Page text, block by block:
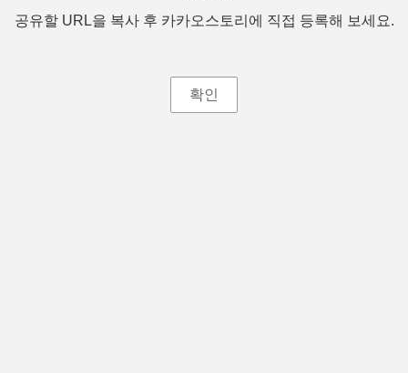
공유할 URL을 복사 후 카카오스토리에 직접 등록해 보세요.
확인